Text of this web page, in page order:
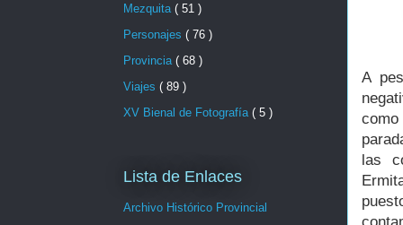
A
como
las
Mezquita ( 51 )
Personajes ( 76 )
Provincia ( 68 )
Viajes ( 89 )
XV Bienal de Fotografía ( 5 )
Lista de Enlaces
Archivo Histórico Provincial